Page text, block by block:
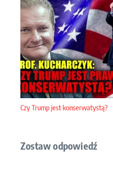
Czy Trump jest konserwatystą?
Zostaw odpowiedź